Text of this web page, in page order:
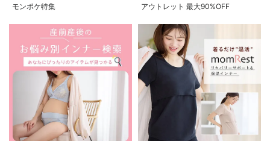
モンポケ特集 アウトレット 最大90%OFF